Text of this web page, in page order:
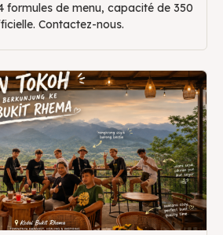
formules de menu, capacité de 350
Contactez-nous.